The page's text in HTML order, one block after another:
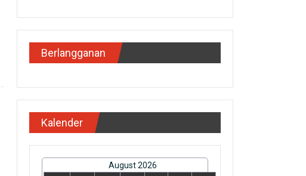
Berlangganan
Kalender
August 2026